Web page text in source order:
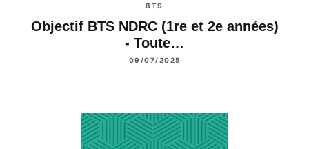
BTS
Objectif BTS NDRC (1re et 2e années)
- Toute…
09/07/2025